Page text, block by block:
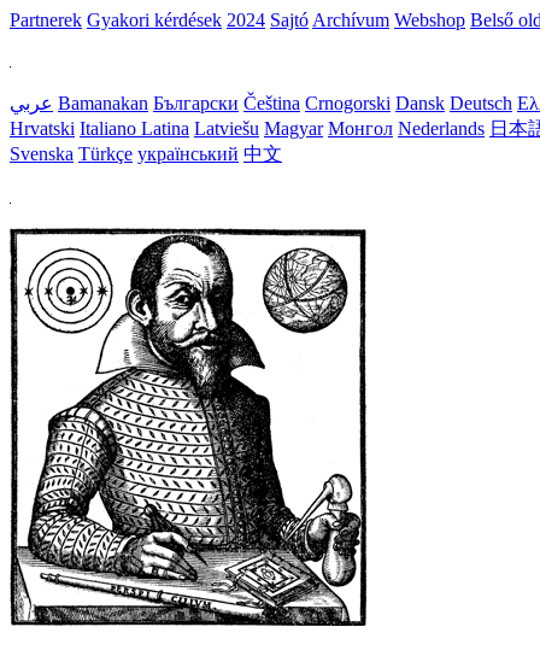
Partnerek Gyakori kérdések 2024 Sajtó Archívum Webshop Belső
عربي Bamanakan Български Čeština Crnogorski Dansk Deutsch
Hrvatski Italiano Latina Latviešu Magyar Монгол Nederlands 日本
Svenska Türkçe український 中文